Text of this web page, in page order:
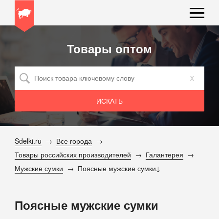
Товары оптом
x
Sdelki.ru
Все города
Товары российских производителей
Галантерея
Мужские сумки
Поясные мужские сумки
Поясные мужские сумки